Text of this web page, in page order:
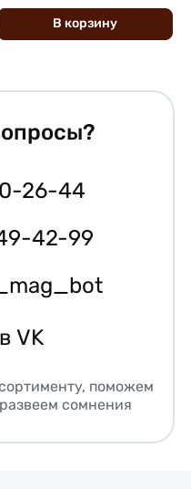
В корзину
26-44
42-99
VK
поможем
сомнения